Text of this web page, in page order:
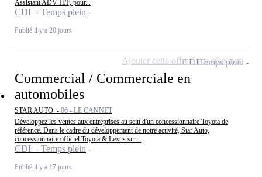
Assistant ADV H/F, pour...
CDI - Temps plein
Publié il y a 20 jours
Commercial / Commerciale en
automobiles
STAR AUTO - 06 - LE CANNET
Développez les ventes aux entreprises au sein d'un concessionnaire Toyota de
référence. Dans le cadre du développement de notre activité, Star Auto,
concessionnaire officiel Toyota & Lexus sur...
CDI - Temps plein
Publié il y a 17 jours
CDITemps plein
Ajouter cette offre à ma sélection